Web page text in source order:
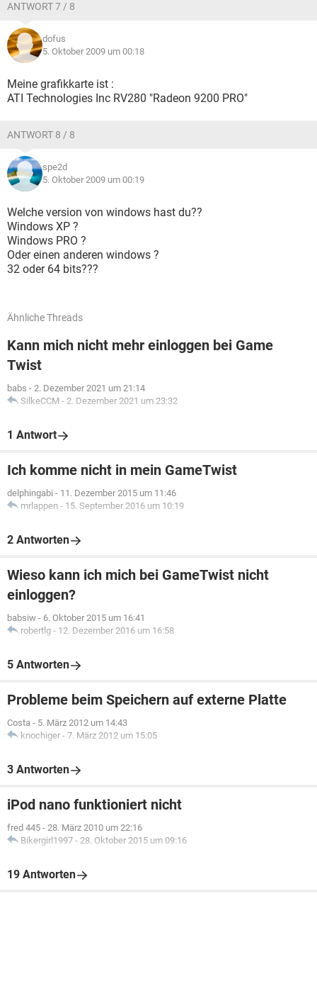
ANTWORT 7 / 8
dofus
5. Oktober 2009 um 00:18
Meine grafikkarte ist :
ATI Technologies Inc RV280 "Radeon 9200 PRO"
ANTWORT 8 / 8
spe2d
5. Oktober 2009 um 00:19
Welche version von windows hast du??
Windows XP ?
Windows PRO ?
Oder einen anderen windows ?
32 oder 64 bits???
Ähnliche Threads
Kann mich nicht mehr einloggen bei Game
Twist
babs - 2. Dezember 2021 um 21:14
SilkeCCM - 2. Dezember 2021 um 23:32
1 Antwort
Ich komme nicht in mein GameTwist
delphingabi - 11. Dezember 2015 um 11:46
mrlappen - 15. September 2016 um 10:19
2 Antworten
Wieso kann ich mich bei GameTwist nicht
einloggen?
babsiw - 6. Oktober 2015 um 16:41
robertlg - 12. Dezember 2016 um 16:58
5 Antworten
Probleme beim Speichern auf externe Platte
Costa - 5. März 2012 um 14:43
knochiger - 7. März 2012 um 15:05
3 Antworten
iPod nano funktioniert nicht
fred 445 - 28. März 2010 um 22:16
Bikergirl1997 - 28. Oktober 2015 um 09:16
19 Antworten